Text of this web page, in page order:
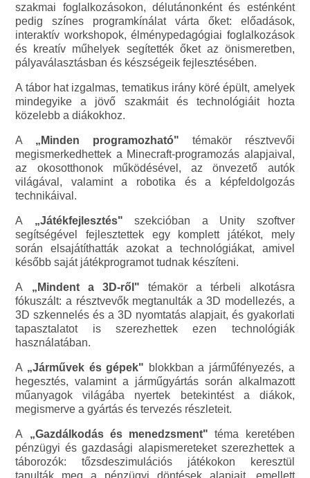
szakmai foglalkozásokon, délutánonként és esténként
pedig színes programkínálat várta őket: előadások,
interaktív workshopok, élménypedagógiai foglalkozások
és kreatív műhelyek segítették őket az önismeretben,
pályaválasztásban és készségeik fejlesztésében.
A tábor hat izgalmas, tematikus irány köré épült, amelyek
mindegyike a jövő szakmáit és technológiáit hozta
közelebb a diákokhoz.
A „Minden programozható" témakör résztvevői
megismerkedhettek a Minecraft-programozás alapjaival,
az okosotthonok működésével, az önvezető autók
világával, valamint a robotika és a képfeldolgozás
technikáival.
A „Játékfejlesztés" szekcióban a Unity szoftver
segítségével fejlesztettek egy komplett játékot, mely
során elsajátíthatták azokat a technológiákat, amivel
később saját játékprogramot tudnak készíteni.
A „Mindent a 3D-ről" témakör a térbeli alkotásra
fókuszált: a résztvevők megtanulták a 3D modellezés, a
3D szkennelés és a 3D nyomtatás alapjait, és gyakorlati
tapasztalatot is szerezhettek ezen technológiák
használatában.
A „Járművek és gépek" blokkban a járműfényezés, a
hegesztés, valamint a járműgyártás során alkalmazott
műanyagok világába nyertek betekintést a diákok,
megismerve a gyártás és tervezés részleteit.
A „Gazdálkodás és menedzsment" téma keretében
pénzügyi és gazdasági alapismereteket szerezhettek a
táborozók: tőzsdeszimulációs játékokon keresztül
tanulták meg a pénzügyi döntések alapjait, emellett